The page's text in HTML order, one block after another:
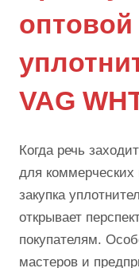
оптовой
VAG
Когда речь
для
закупка
открывает
покупателям.
мастеров и